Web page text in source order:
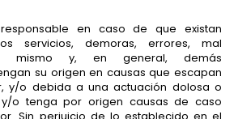
en caso de que existan
servicios, demoras, errores, mal
mismo y, en general, demás
su origen en causas que escapan
y/o debida a una actuación dolosa o
o tenga por origen causas de caso